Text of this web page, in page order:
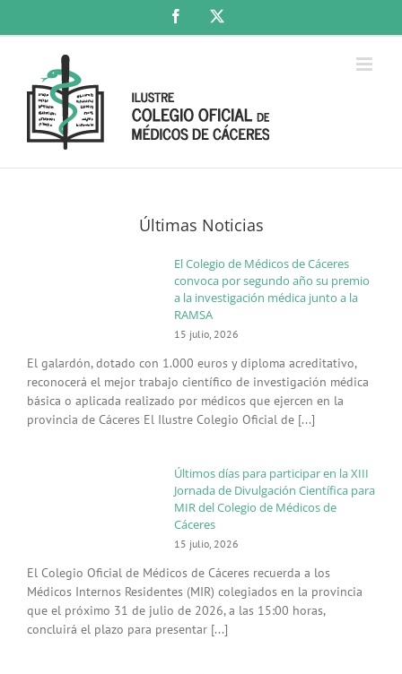
Facebook
Últimas Noticias
El Colegio de Médicos de Cáceres
convoca por segundo año su premio
a la investigación médica junto a la
RAMSA
15 julio, 2026
El galardón, dotado con 1.000 euros y diploma acreditativo,
reconocerá el mejor trabajo científico de investigación médica
básica o aplicada realizado por médicos que ejercen en la
provincia de Cáceres El Ilustre Colegio Oficial de [...]
Últimos días para participar en la XIII
Jornada de Divulgación Científica para
MIR del Colegio de Médicos de
Cáceres
15 julio, 2026
El Colegio Oficial de Médicos de Cáceres recuerda a los
Médicos Internos Residentes (MIR) colegiados en la provincia
que el próximo 31 de julio de 2026, a las 15:00 horas,
concluirá el plazo para presentar [...]